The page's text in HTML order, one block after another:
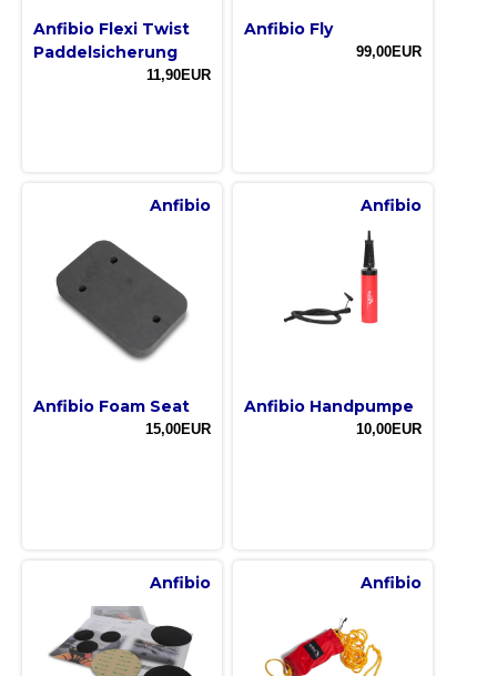
Anfibio Flexi Twist
Paddelsicherung
11,90EUR
Anfibio Fly
99,00EUR
Anfibio
Anfibio Foam Seat
15,00EUR
Anfibio
Anfibio Handpumpe
10,00EUR
Anfibio Anfibio